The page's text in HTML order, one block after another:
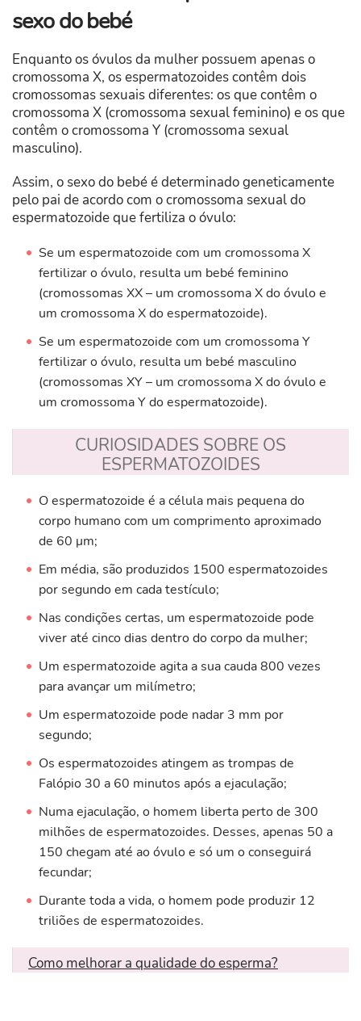
sexo do bebé
Enquanto os óvulos da mulher possuem apenas o
cromossoma X, os espermatozoides contêm dois
cromossomas sexuais diferentes: os que contêm o
cromossoma X (cromossoma sexual feminino) e os que
contêm o cromossoma Y (cromossoma sexual
masculino).
Assim, o sexo do bebé é determinado geneticamente
pelo pai de acordo com o cromossoma sexual do
espermatozoide que fertiliza o óvulo:
Se um espermatozoide com um cromossoma X
fertilizar o óvulo, resulta um bebé feminino
(cromossomas XX – um cromossoma X do óvulo e
um cromossoma X do espermatozoide).
Se um espermatozoide com um cromossoma Y
fertilizar o óvulo, resulta um bebé masculino
(cromossomas XY – um cromossoma X do óvulo e
um cromossoma Y do espermatozoide).
CURIOSIDADES SOBRE OS
ESPERMATOZOIDES
O espermatozoide é a célula mais pequena do
corpo humano com um comprimento aproximado
de 60 ‎μm;
Em média, são produzidos 1500 espermatozoides
por segundo em cada testículo;
Nas condições certas, um espermatozoide pode
viver até cinco dias dentro do corpo da mulher;
Um espermatozoide agita a sua cauda 800 vezes
para avançar um milímetro;
Um espermatozoide pode nadar 3 mm por
segundo;
Os espermatozoides atingem as trompas de
Falópio 30 a 60 minutos após a ejaculação;
Numa ejaculação, o homem liberta perto de 300
milhões de espermatozoides. Desses, apenas 50 a
150 chegam até ao óvulo e só um o conseguirá
fecundar;
Durante toda a vida, o homem pode produzir 12
triliões de espermatozoides.
Como melhorar a qualidade do esperma?